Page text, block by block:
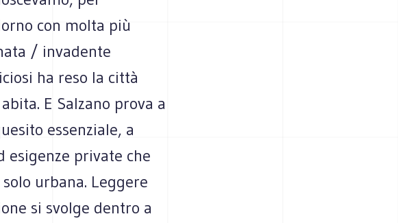
con molta più
/ invadente
ha reso la città
E Salzano prova a
essenziale, a
esigenze private che
urbana. Leggere
si svolge dentro a